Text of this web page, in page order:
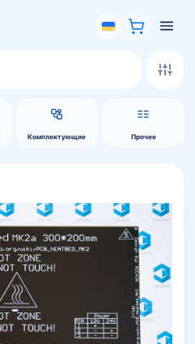
Комплектующие Прочее